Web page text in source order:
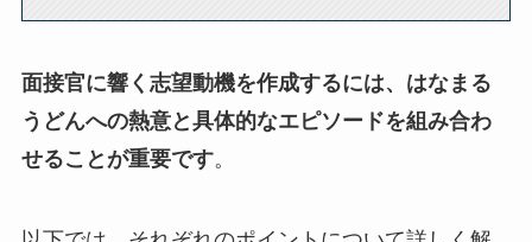
面接官に響く志望動機を作成するには、はなまる
うどんへの熱意と具体的なエピソードを組み合わ
せることが重要です。